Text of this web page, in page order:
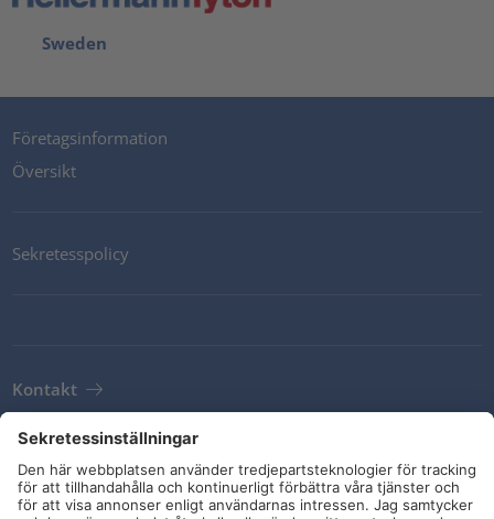
Sweden
Företagsinformation
Översikt
Sekretesspolicy
Kontakt
Leveransvillkor